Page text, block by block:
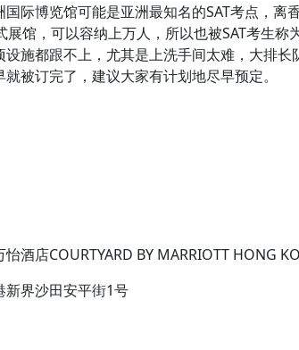
国际博览馆可能是亚洲最知名的SAT考点，
展馆，可以容纳上万人，所以也被SAT考生称
设施都跟不上，尤其是上洗手间太难，大排
就被订完了，建议大家有计划地尽早预定。
酒店COURTYARD BY MARRIOTT HONG
新界沙田安平街1号